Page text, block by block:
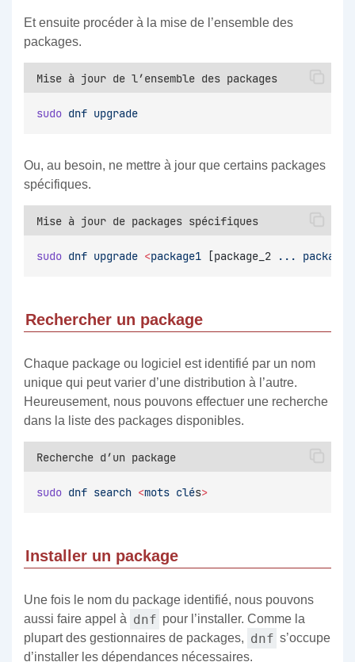
Et ensuite procéder à la mise de l’ensemble des
packages.
Mise à jour de l’ensemble des packages
sudo dnf upgrade
Ou, au besoin, ne mettre à jour que certains packages
spécifiques.
Mise à jour de packages spécifiques
sudo dnf upgrade <package1 [package_2 ...
Rechercher un package
Chaque package ou logiciel est identifié par un nom
unique qui peut varier d’une distribution à l’autre.
Heureusement, nous pouvons effectuer une recherche
dans la liste des packages disponibles.
Recherche d’un package
sudo dnf search <mots clés>
Installer un package
Une fois le nom du package identifié, nous pouvons
aussi faire appel à dnf pour l’installer. Comme la
plupart des gestionnaires de packages, dnf s’occupe
d’installer les dépendances nécessaires.